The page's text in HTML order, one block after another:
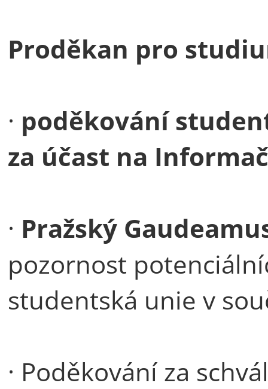
Proděkan pro
· poděkování
za účast na
· Pražský
pozornost
studentská unie v
· Poděkování za